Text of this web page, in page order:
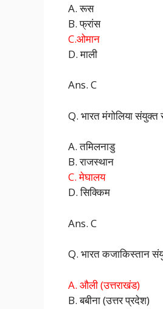
A. रूस
B. फ्रांस
C.ओमान
D. माली
Ans. C
Q. भारत मंगोलिया
A. तमिलनाडु
B. राजस्थान
C. मेघालय
D. सिक्किम
Ans. C
Q. भारत कजाकिस्तान
A. औली (उत्तराखंड)
B. बबीना (उत्तर प्रदेश)